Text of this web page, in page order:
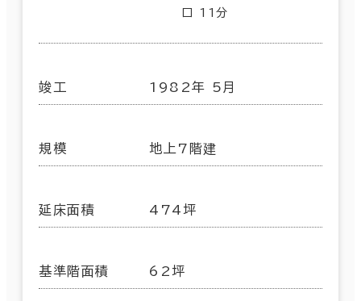
口 11分
竣工 1982年 5月
規模 地上7階建
延床面積 474坪
基準階面積 62坪